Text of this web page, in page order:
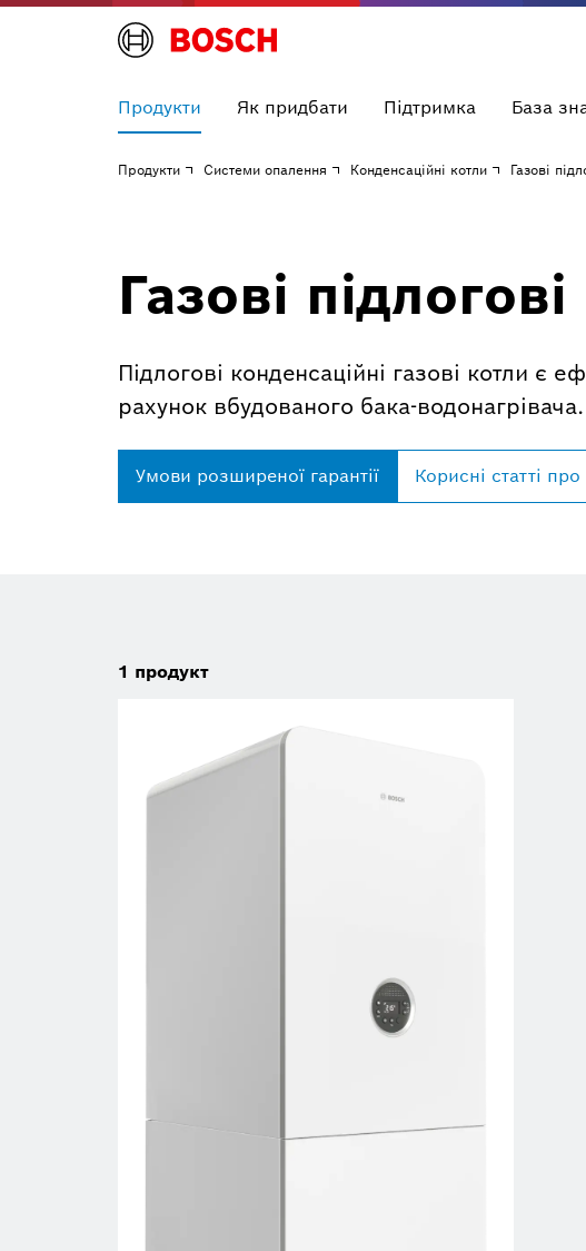
Продукти Як придбати Підтримка База
Продукти Системи опалення Конденсаційні котли Газові
Газові
Підлогові конденсаційні газові котли
рахунок вбудованого бака-водонагрівача.
Умови розширеної гарантії Корисні статті
1 продукт